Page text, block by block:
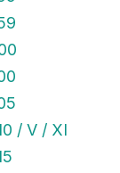
/ V / XI